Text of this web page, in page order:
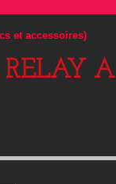
et accessoires)